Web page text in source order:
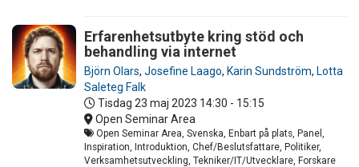
Erfarenhetsutbyte kring stöd och
behandling via internet
Björn Olars, Josefine Laago, Karin Sundström, Lotta
Saleteg Falk
Tisdag 23 maj 2023 14:30 - 15:15
Open Seminar Area
Open Seminar Area, Svenska, Enbart på plats, Panel,
Inspiration, Introduktion, Chef/Beslutsfattare, Politiker,
Verksamhetsutveckling, Tekniker/IT/Utvecklare, Forskare